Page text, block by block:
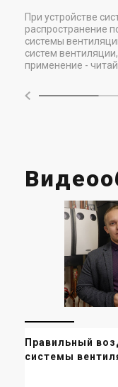
При устройстве
распространение
системы
систем
применение -
Правильный
системы